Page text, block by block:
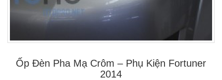
Ốp Đèn Pha Mạ Crôm – Phụ Kiện Fortuner
2014